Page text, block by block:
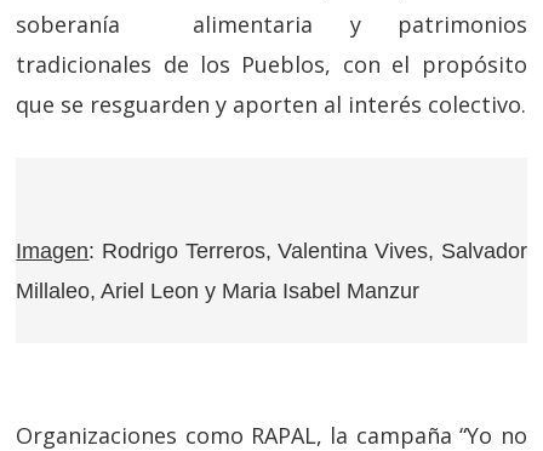
soberanía alimentaria y patrimonios
tradicionales de los Pueblos, con el propósito
que se resguarden y aporten al interés colectivo.
Imagen: Rodrigo Terreros, Valentina Vives, Salvador
Millaleo, Ariel Leon y Maria Isabel Manzur
Organizaciones como RAPAL, la campaña “Yo no